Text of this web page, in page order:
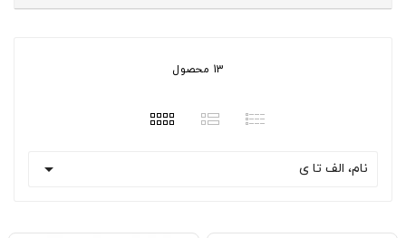
13 محصول
نام، الف تا ی 